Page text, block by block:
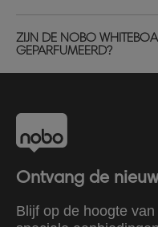
ZIJN DE NOBO
GEPARFUMEERD?
Ontvang de
Blijf op de hoogte